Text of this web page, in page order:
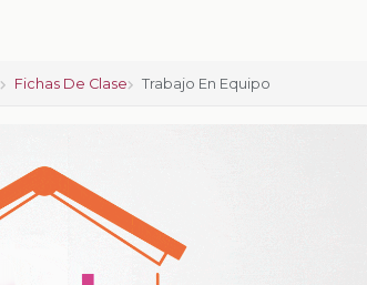
Fichas De Clase Trabajo En Equipo